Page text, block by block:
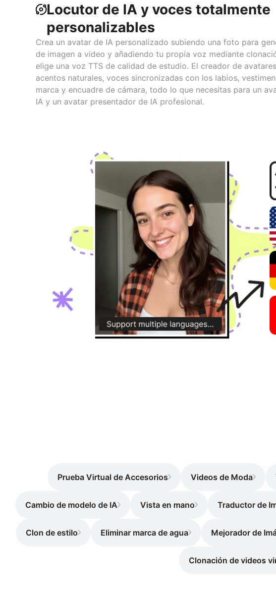
Locutor de IA y voces totalmente
personalizables
Crea un avatar de IA personalizado subiendo una foto para
de imagen a video y añadiendo tu propia voz mediante
elige una voz TTS de calidad de estudio. El creador de
acentos naturales, voces sincronizadas con los labios,
marca y encuadre de cámara, todo lo que necesitas para un
IA y un avatar presentador de IA profesional.
Prueba Virtual de Accesorios Videos de Moda
Cambio de modelo de IA Vista en mano Traductor de
Clon de estilo Eliminar marca de agua Mejorador de
Clonación de videos